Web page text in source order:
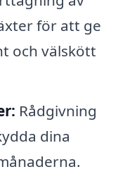
för att ge
och välskött
Rådgivning
dina